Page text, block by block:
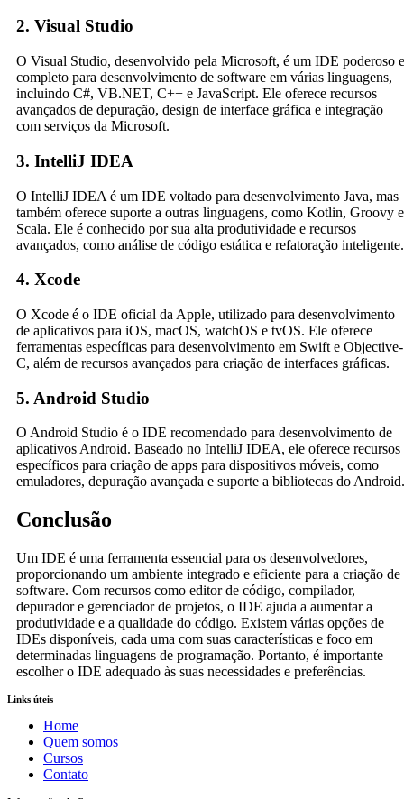
2. Visual Studio
O Visual Studio, desenvolvido pela Microsoft, é um IDE poderoso e
completo para desenvolvimento de software em várias linguagens,
incluindo C#, VB.NET, C++ e JavaScript. Ele oferece recursos
avançados de depuração, design de interface gráfica e integração
com serviços da Microsoft.
3. IntelliJ IDEA
O IntelliJ IDEA é um IDE voltado para desenvolvimento Java, mas
também oferece suporte a outras linguagens, como Kotlin, Groovy e
Scala. Ele é conhecido por sua alta produtividade e recursos
avançados, como análise de código estática e refatoração inteligente.
4. Xcode
O Xcode é o IDE oficial da Apple, utilizado para desenvolvimento
de aplicativos para iOS, macOS, watchOS e tvOS. Ele oferece
ferramentas específicas para desenvolvimento em Swift e Objective-
C, além de recursos avançados para criação de interfaces gráficas.
5. Android Studio
O Android Studio é o IDE recomendado para desenvolvimento de
aplicativos Android. Baseado no IntelliJ IDEA, ele oferece recursos
específicos para criação de apps para dispositivos móveis, como
emuladores, depuração avançada e suporte a bibliotecas do Android.
Conclusão
Um IDE é uma ferramenta essencial para os desenvolvedores,
proporcionando um ambiente integrado e eficiente para a criação de
software. Com recursos como editor de código, compilador,
depurador e gerenciador de projetos, o IDE ajuda a aumentar a
produtividade e a qualidade do código. Existem várias opções de
IDEs disponíveis, cada uma com suas características e foco em
determinadas linguagens de programação. Portanto, é importante
escolher o IDE adequado às suas necessidades e preferências.
Links úteis
Home
Quem somos
Cursos
Contato